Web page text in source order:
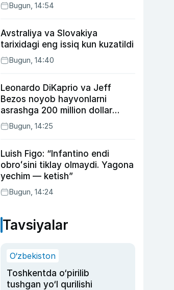
Bugun, 14:54
Avstraliya va Slovakiya
tarixidagi eng issiq kun kuzatildi
Bugun, 14:40
Leonardo DiKaprio va Jeff
Bezos noyob hayvonlarni
asrashga 200 million dollar
ajratdi
Bugun, 14:25
Luish Figo: “Infantino endi
obroʻsini tiklay olmaydi. Yagona
yechim — ketish”
Bugun, 14:24
Tavsiyalar
O‘zbekiston
Toshkentda o‘pirilib
tushgan yo‘l qurilishi